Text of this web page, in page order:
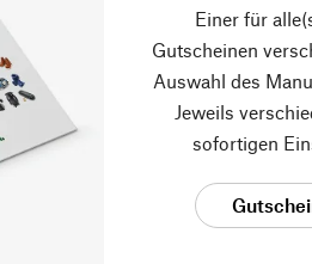
Einer für
Gutscheinen
Auswahl des
Jeweils
sofortigen